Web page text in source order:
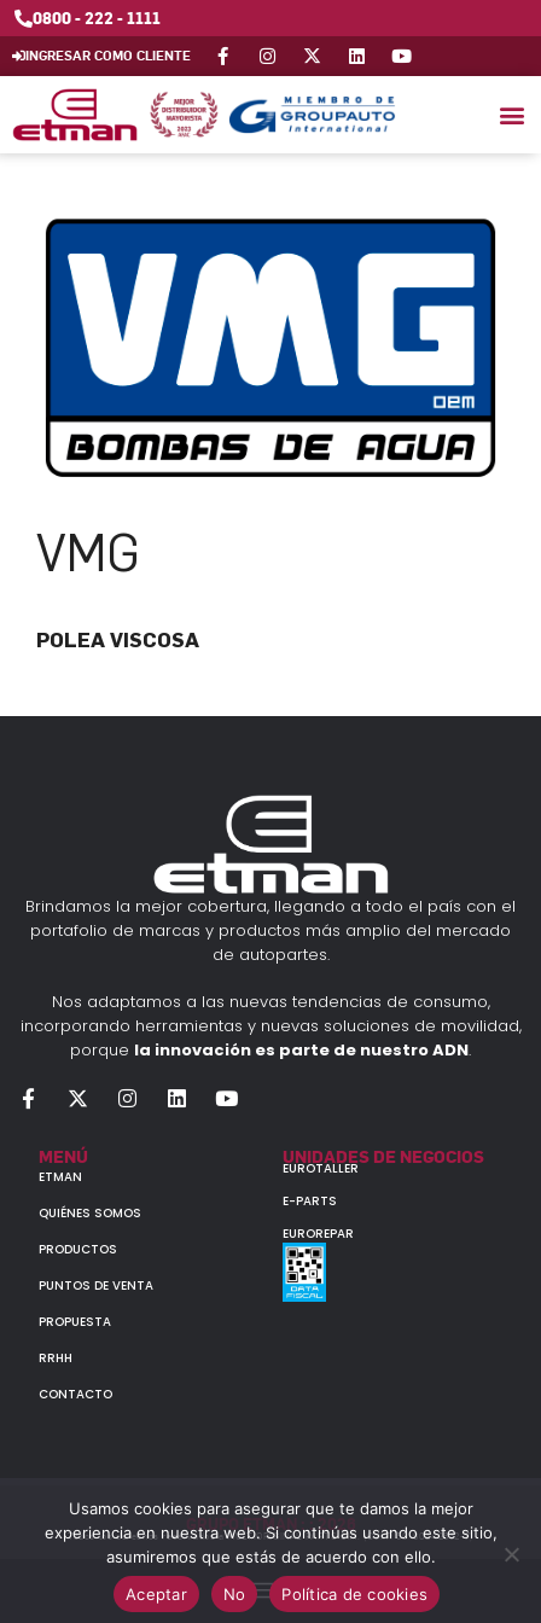
0800 - 222 - 1111
INGRESAR COMO CLIENTE
VMG
POLEA VISCOSA
Brindamos la mejor cobertura, llegando a todo el país con el
portafolio de marcas y productos más amplio del mercado
de autopartes.
Nos adaptamos a las nuevas tendencias de consumo,
incorporando herramientas y nuevas soluciones de movilidad,
porque la innovación es parte de nuestro ADN.
MENÚ
ETMAN
QUIÉNES SOMOS
PRODUCTOS
PUNTOS DE VENTA
PROPUESTA
RRHH
CONTACTO
UNIDADES DE NEGOCIOS
EUROTALLER
E-PARTS
EUROREPAR
GRUPO ETMAN : : 2026
Todos los derechos reservados a MULTIORIGINAL PARTS S.A. (CUIT: 30-60142852-7)
Usamos cookies para asegurar que te damos la mejor
experiencia en nuestra web. Si continúas usando este sitio,
asumiremos que estás de acuerdo con ello.
Aceptar
No Política de cookies